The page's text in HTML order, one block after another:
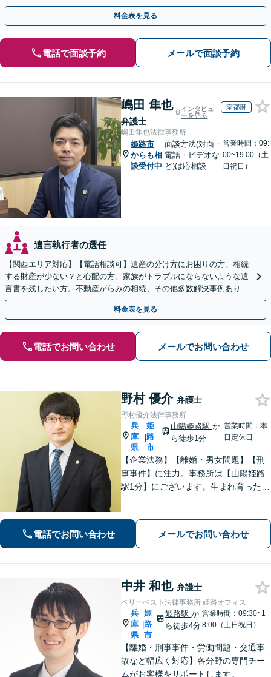
料金表を見る
電話で面談予約 メールで面談予約
嶋田 隼也
弁護士
インタビュ
ーを見る
京都府
嶋田隼也法律事務所
姫路市
からも相
談受付中
面談方法(対面・
電話・ビデオな
ど)は応相談
営業時間：09:
00~19:00（土
日祝日）
遺言執行者の選任
【関西エリア対応】【電話相談可】遺産の分け方にお困りの方。相続
する財産が少ない？と心配の方。家族がトラブルにならないような遺
言書を残したい方。不動産がらみの相続、その他多数解決事例あり。
親身に対応します【夜間・休日面談】【初回相談無料】
料金表を見る
電話でお問い合わせ メールでお問い合わせ
野村 優介 弁護士
野村優介法律事務所
兵
庫
県
|
姫
路
市
山陽姫路駅 か
ら徒歩1分
営業時間：本
日定休日
【企業法務】【離婚・男女問題】【刑
事事件】に注力。事務所は【山陽姫路
駅1分】にございます。生まれ育った故
たいと考えています。【電話相談可
能】お気軽にご相談ください。
電話でお問い合わせ メールでお問い合わせ
中井 和也 弁護士
ベリーベスト法律事務所 姫路オフィス
兵
庫
県
|
姫
路
市
姫路駅か
ら徒歩4分
営業時間：09:30~1
8:00（土日祝日）
【離婚・刑事事件・労働問題・交通事
故など幅広く対応】各分野の専門チー
ムがお客様をサポートします。